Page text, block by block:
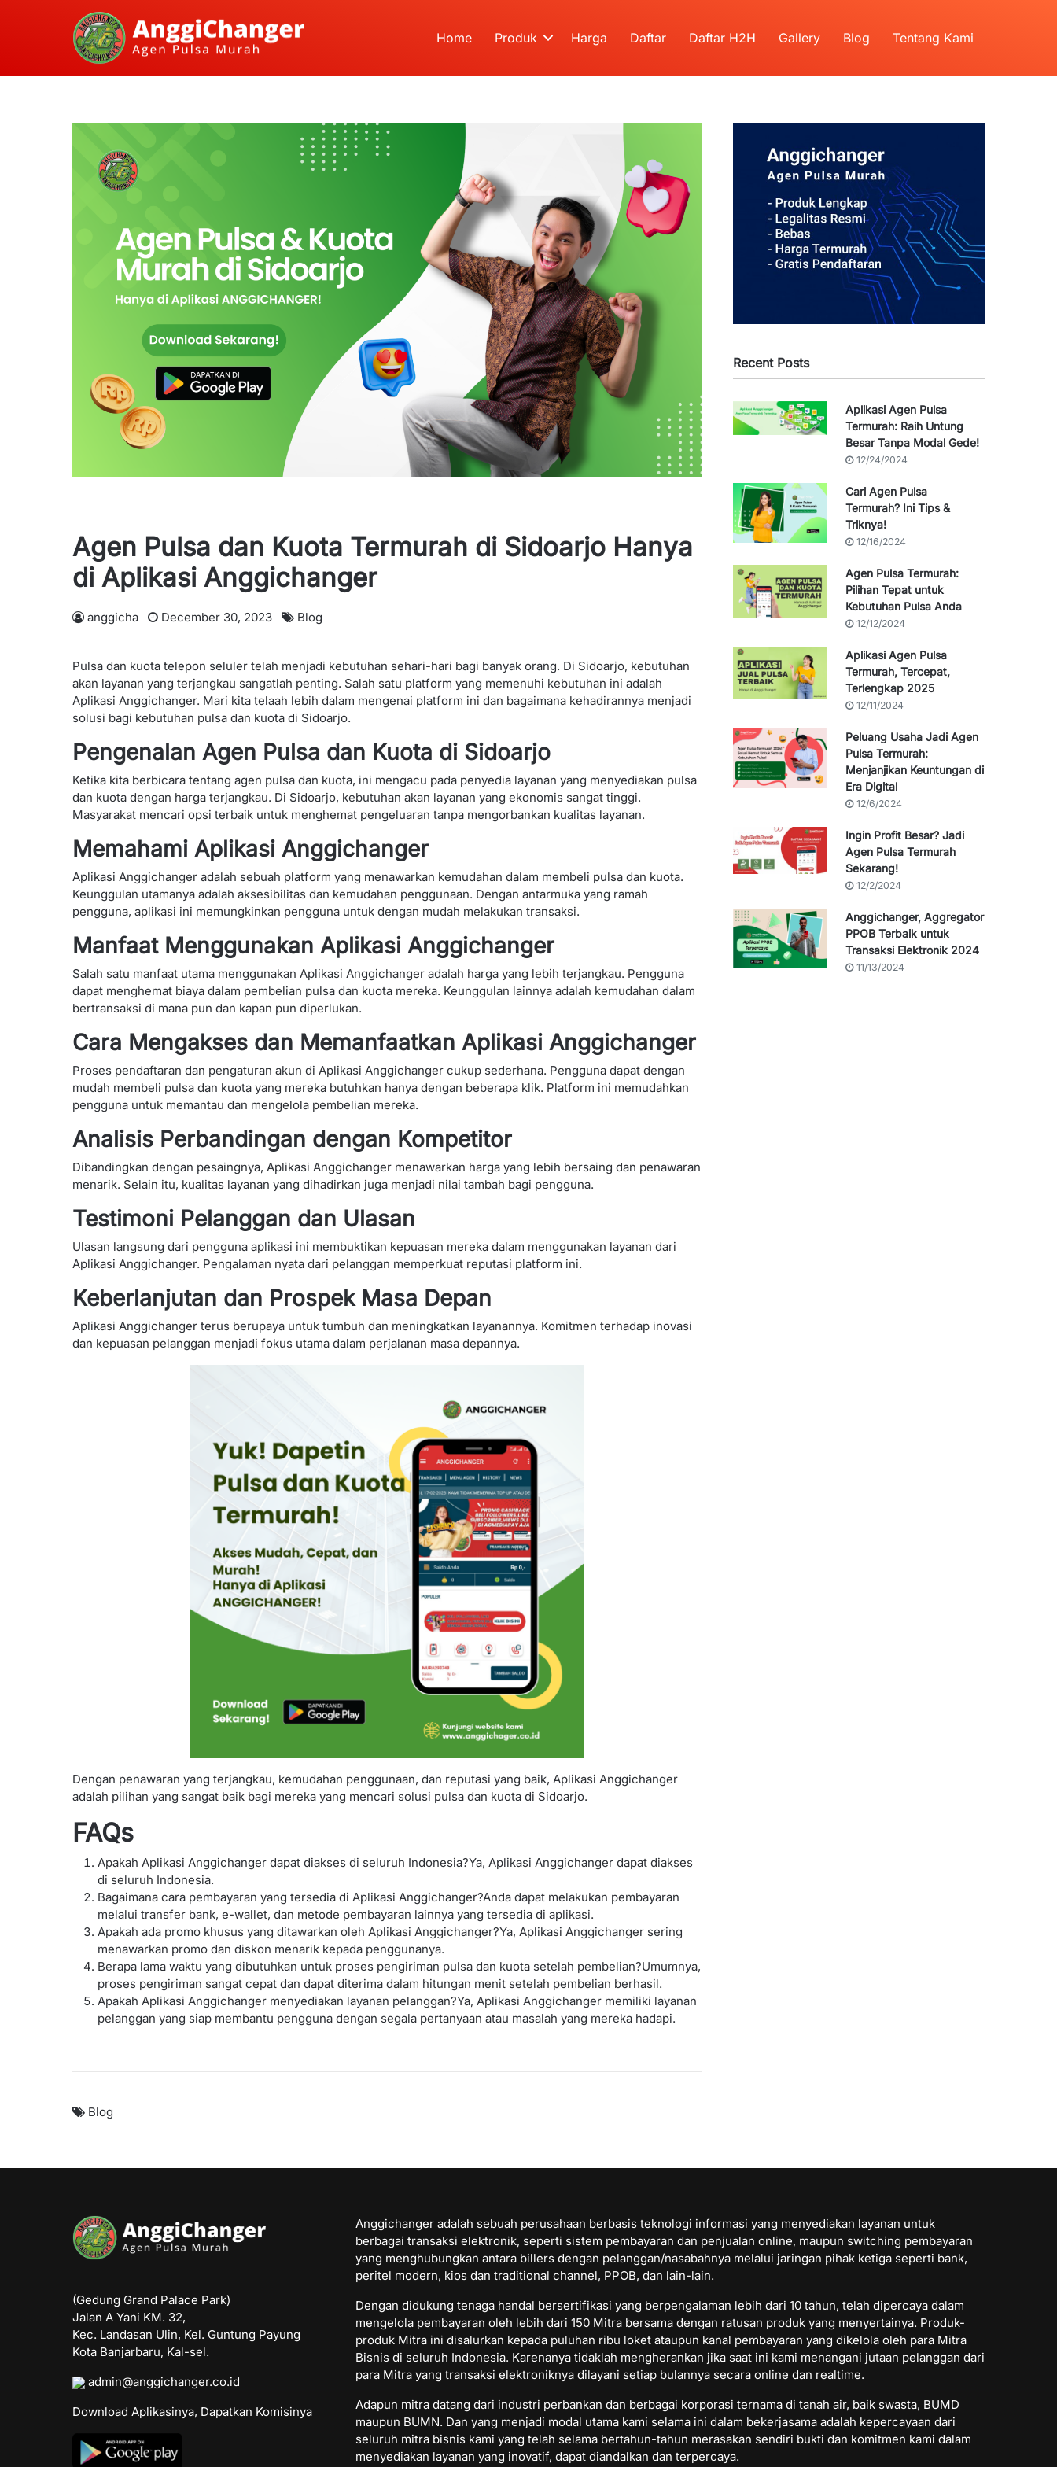
Home Produk Harga Daftar Daftar H2H Gallery Blog Tentang Kami
Agen Pulsa dan Kuota Termurah di Sidoarjo Hanya
di Aplikasi Anggichanger
anggicha December 30, 2023 Blog
Pulsa dan kuota telepon seluler telah menjadi kebutuhan sehari-hari bagi banyak orang. Di Sidoarjo, kebutuhan
akan layanan yang terjangkau sangatlah penting. Salah satu platform yang memenuhi kebutuhan ini adalah
Aplikasi Anggichanger. Mari kita telaah lebih dalam mengenai platform ini dan bagaimana kehadirannya menjadi
solusi bagi kebutuhan pulsa dan kuota di Sidoarjo.
Pengenalan Agen Pulsa dan Kuota di Sidoarjo
Ketika kita berbicara tentang agen pulsa dan kuota, ini mengacu pada penyedia layanan yang menyediakan pulsa
dan kuota dengan harga terjangkau. Di Sidoarjo, kebutuhan akan layanan yang ekonomis sangat tinggi.
Masyarakat mencari opsi terbaik untuk menghemat pengeluaran tanpa mengorbankan kualitas layanan.
Memahami Aplikasi Anggichanger
Aplikasi Anggichanger adalah sebuah platform yang menawarkan kemudahan dalam membeli pulsa dan kuota.
Keunggulan utamanya adalah aksesibilitas dan kemudahan penggunaan. Dengan antarmuka yang ramah
pengguna, aplikasi ini memungkinkan pengguna untuk dengan mudah melakukan transaksi.
Manfaat Menggunakan Aplikasi Anggichanger
Salah satu manfaat utama menggunakan Aplikasi Anggichanger adalah harga yang lebih terjangkau. Pengguna
dapat menghemat biaya dalam pembelian pulsa dan kuota mereka. Keunggulan lainnya adalah kemudahan dalam
bertransaksi di mana pun dan kapan pun diperlukan.
Cara Mengakses dan Memanfaatkan Aplikasi Anggichanger
Proses pendaftaran dan pengaturan akun di Aplikasi Anggichanger cukup sederhana. Pengguna dapat dengan
mudah membeli pulsa dan kuota yang mereka butuhkan hanya dengan beberapa klik. Platform ini memudahkan
pengguna untuk memantau dan mengelola pembelian mereka.
Analisis Perbandingan dengan Kompetitor
Dibandingkan dengan pesaingnya, Aplikasi Anggichanger menawarkan harga yang lebih bersaing dan penawaran
menarik. Selain itu, kualitas layanan yang dihadirkan juga menjadi nilai tambah bagi pengguna.
Testimoni Pelanggan dan Ulasan
Ulasan langsung dari pengguna aplikasi ini membuktikan kepuasan mereka dalam menggunakan layanan dari
Aplikasi Anggichanger. Pengalaman nyata dari pelanggan memperkuat reputasi platform ini.
Keberlanjutan dan Prospek Masa Depan
Aplikasi Anggichanger terus berupaya untuk tumbuh dan meningkatkan layanannya. Komitmen terhadap inovasi
dan kepuasan pelanggan menjadi fokus utama dalam perjalanan masa depannya.
Dengan penawaran yang terjangkau, kemudahan penggunaan, dan reputasi yang baik, Aplikasi Anggichanger
adalah pilihan yang sangat baik bagi mereka yang mencari solusi pulsa dan kuota di Sidoarjo.
FAQs
Apakah Aplikasi Anggichanger dapat diakses di seluruh Indonesia?Ya, Aplikasi Anggichanger dapat diakses
di seluruh Indonesia.
Bagaimana cara pembayaran yang tersedia di Aplikasi Anggichanger?Anda dapat melakukan pembayaran
melalui transfer bank, e-wallet, dan metode pembayaran lainnya yang tersedia di aplikasi.
Apakah ada promo khusus yang ditawarkan oleh Aplikasi Anggichanger?Ya, Aplikasi Anggichanger sering
menawarkan promo dan diskon menarik kepada penggunanya.
Berapa lama waktu yang dibutuhkan untuk proses pengiriman pulsa dan kuota setelah pembelian?Umumnya,
proses pengiriman sangat cepat dan dapat diterima dalam hitungan menit setelah pembelian berhasil.
Apakah Aplikasi Anggichanger menyediakan layanan pelanggan?Ya, Aplikasi Anggichanger memiliki layanan
pelanggan yang siap membantu pengguna dengan segala pertanyaan atau masalah yang mereka hadapi.
Blog
Recent Posts
Aplikasi Agen Pulsa
Termurah: Raih Untung
Besar Tanpa Modal Gede!
12/24/2024
Cari Agen Pulsa
Termurah? Ini Tips &
Triknya!
12/16/2024
Agen Pulsa Termurah:
Pilihan Tepat untuk
Kebutuhan Pulsa Anda
12/12/2024
Aplikasi Agen Pulsa
Termurah, Tercepat,
Terlengkap 2025
12/11/2024
Peluang Usaha Jadi Agen
Pulsa Termurah:
Menjanjikan Keuntungan di
Era Digital
12/6/2024
Ingin Profit Besar? Jadi
Agen Pulsa Termurah
Sekarang!
12/2/2024
Anggichanger, Aggregator
PPOB Terbaik untuk
Transaksi Elektronik 2024
11/13/2024
(Gedung Grand Palace Park)
Jalan A Yani KM. 32,
Kec. Landasan Ulin, Kel. Guntung Payung
Kota Banjarbaru, Kal-sel.
admin@anggichanger.co.id
Download Aplikasinya, Dapatkan Komisinya
Anggichanger adalah sebuah perusahaan berbasis teknologi informasi yang menyediakan layanan untuk
berbagai transaksi elektronik, seperti sistem pembayaran dan penjualan online, maupun switching pembayaran
yang menghubungkan antara billers dengan pelanggan/nasabahnya melalui jaringan pihak ketiga seperti bank,
peritel modern, kios dan traditional channel, PPOB, dan lain-lain.
Dengan didukung tenaga handal bersertifikasi yang berpengalaman lebih dari 10 tahun, telah dipercaya dalam
mengelola pembayaran oleh lebih dari 150 Mitra bersama dengan ratusan produk yang menyertainya. Produk-
produk Mitra ini disalurkan kepada puluhan ribu loket ataupun kanal pembayaran yang dikelola oleh para Mitra
Bisnis di seluruh Indonesia. Karenanya tidaklah mengherankan jika saat ini kami menangani jutaan pelanggan dari
para Mitra yang transaksi elektroniknya dilayani setiap bulannya secara online dan realtime.
Adapun mitra datang dari industri perbankan dan berbagai korporasi ternama di tanah air, baik swasta, BUMD
maupun BUMN. Dan yang menjadi modal utama kami selama ini dalam bekerjasama adalah kepercayaan dari
seluruh mitra bisnis kami yang telah selama bertahun-tahun merasakan sendiri bukti dan komitmen kami dalam
menyediakan layanan yang inovatif, dapat diandalkan dan terpercaya.